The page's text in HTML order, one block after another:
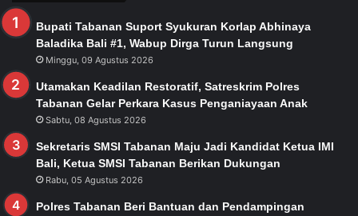
Bupati Tabanan Suport Syukuran Korlap Abhinaya
Baladika Bali #1, Wabup Dirga Turun Langsung
Minggu, 09 Agustus 2026
Utamakan Keadilan Restoratif, Satreskrim Polres
Tabanan Gelar Perkara Kasus Penganiayaan Anak
Sabtu, 08 Agustus 2026
Sekretaris SMSI Tabanan Maju Jadi Kandidat Ketua IMI
Bali, Ketua SMSI Tabanan Berikan Dukungan
Rabu, 05 Agustus 2026
Polres Tabanan Beri Bantuan dan Pendampingan